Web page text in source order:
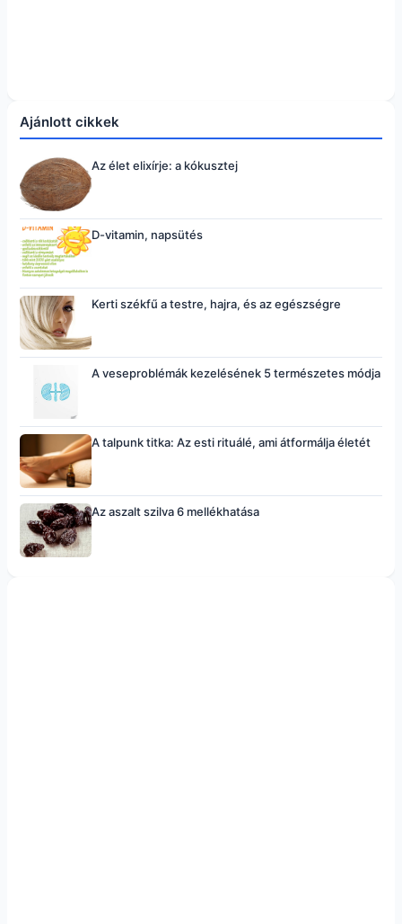
Ajánlott cikkek
Az élet elixírje: a kókusztej
D-vitamin, napsütés
Kerti székfű a testre, hajra, és az egészségre
A veseproblémák kezelésének 5 természetes módja
A talpunk titka: Az esti rituálé, ami átformálja életét
Az aszalt szilva 6 mellékhatása